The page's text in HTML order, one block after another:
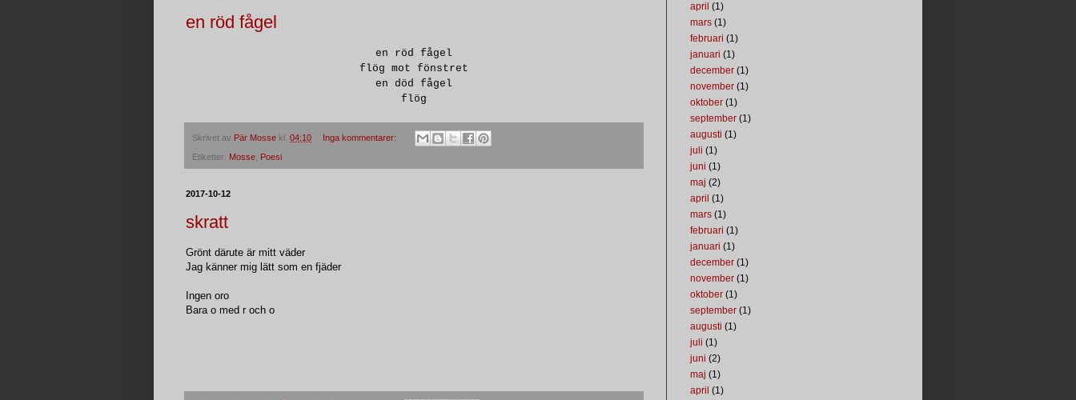
en röd fågel
en röd fågel
flög mot fönstret
en död fågel
flög
Skrivet av Pär Mosse kl. 04:10 Inga kommentarer:
Etiketter: Mosse Poesi
2017-10-12
skratt
Grönt därute är mitt väder
Jag känner mig lätt som en fjäder
Ingen oro
Bara o med r och o
april (1)
mars (1)
februari (1)
januari (1)
december (1)
november (1)
oktober (1)
september (1)
augusti (1)
juli (1)
juni (1)
maj (2)
april (1)
mars (1)
februari (1)
januari (1)
december (1)
november (1)
oktober (1)
september (1)
augusti (1)
juli (1)
juni (2)
maj (1)
april (1)